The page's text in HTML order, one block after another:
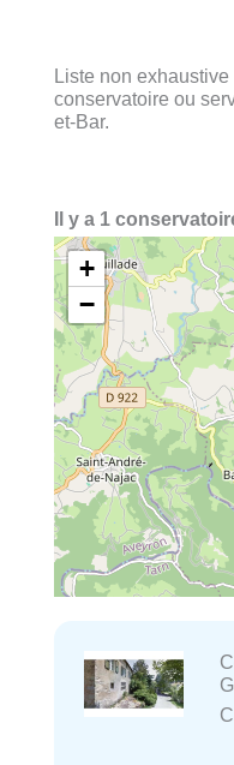
Liste non
conservatoire ou
et-Bar.
Il y a 1
+
−